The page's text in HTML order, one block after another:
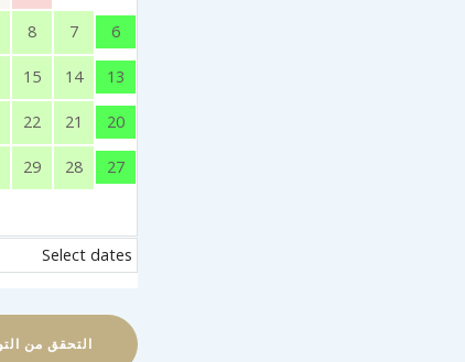
6
7
8
13
14
15
20
21
22
27
28
29
Select dates